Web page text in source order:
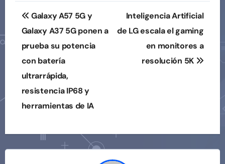
Navegación
de
entradas
Galaxy A57 5G y
Galaxy A37 5G ponen a
prueba su potencia
con batería
ultrarrápida,
resistencia IP68 y
herramientas de IA
Inteligencia Artificial
de LG escala el gaming
en monitores a
resolución 5K